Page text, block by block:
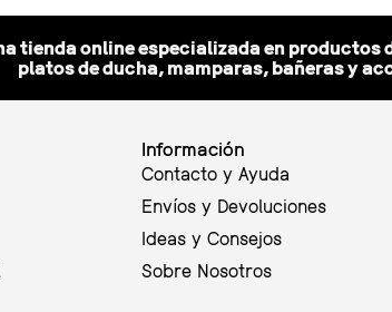
tienda online especializada en
platos de ducha, mamparas, bañeras y
Información
Contacto y Ayuda
Envíos y Devoluciones
Ideas y Consejos
Sobre Nosotros